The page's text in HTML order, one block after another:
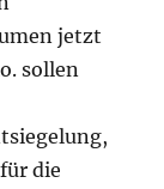
jetzt
sollen
die